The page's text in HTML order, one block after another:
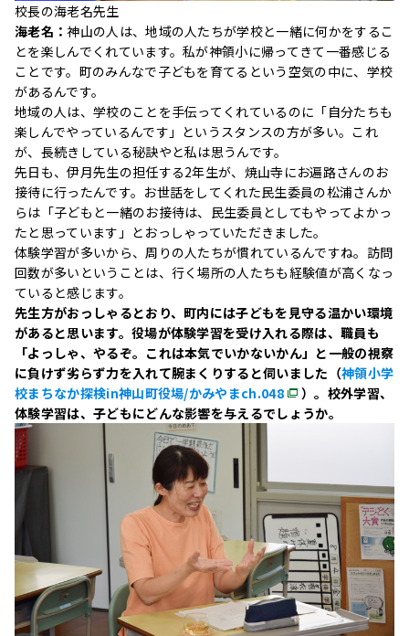
校長の海老名先生
海老名：神山の人は、地域の人たちが学校と一緒に何かをするこ
とを楽しんでくれています。私が神領小に帰ってきて一番感じる
ことです。町のみんなで子どもを育てるという空気の中に、学校
があるんです。
地域の人は、学校のことを手伝ってくれているのに「自分たちも
楽しんでやっているんです」というスタンスの方が多い。これ
が、長続きしている秘訣やと私は思うんです。
先日も、伊月先生の担任する2年生が、焼山寺にお遍路さんのお
接待に行ったんです。お世話をしてくれた民生委員の松浦さんか
らは「子どもと一緒のお接待は、民生委員としてもやってよかっ
たと思っています」とおっしゃっていただきました。
体験学習が多いから、周りの人たちが慣れているんですね。訪問
回数が多いということは、行く場所の人たちも経験値が高くなっ
ていると感じます。
先生方がおっしゃるとおり、町内には子どもを見守る温かい環境
があると思います。役場が体験学習を受け入れる際は、職員も
「よっしゃ、やるぞ。これは本気でいかないかん」と一般の視察
に負けず劣らず力を入れて腕まくりすると伺いました（神領小学
校まちなか探検in神山町役場/かみやまch.048
）。校外学習、
体験学習は、子どもにどんな影響を与えるでしょうか。